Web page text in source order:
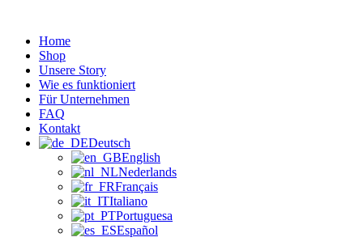
wechselnHome
Shop
Unsere Story
Wie es funktioniert
Für Unternehmen
FAQ
Kontakt
Deutsch
English
Nederlands
Français
Italiano
Portuguesa
Español